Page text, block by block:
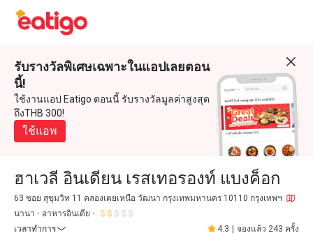
รับรางวัลพิเศษเฉพาะในแอปเลยตอน
นี้!
ใช้งานแอป Eatigo ตอนนี้ รับรางวัลมูลค่าสูงสุด
ถึงTHB 300!
ใช้แอพ
ฮาเวลี อินเดียน เรสเทอรองท์ แบงค็อก
63 ซอย สุขุมวิท 11 คลองเตยเหนือ วัฒนา กรุงเทพมหานคร 10110 กรุงเทพฯ
นานา
อาหารอินเดีย
เวลาทำการ
4.3 จองแล้ว 243 ครั้ง